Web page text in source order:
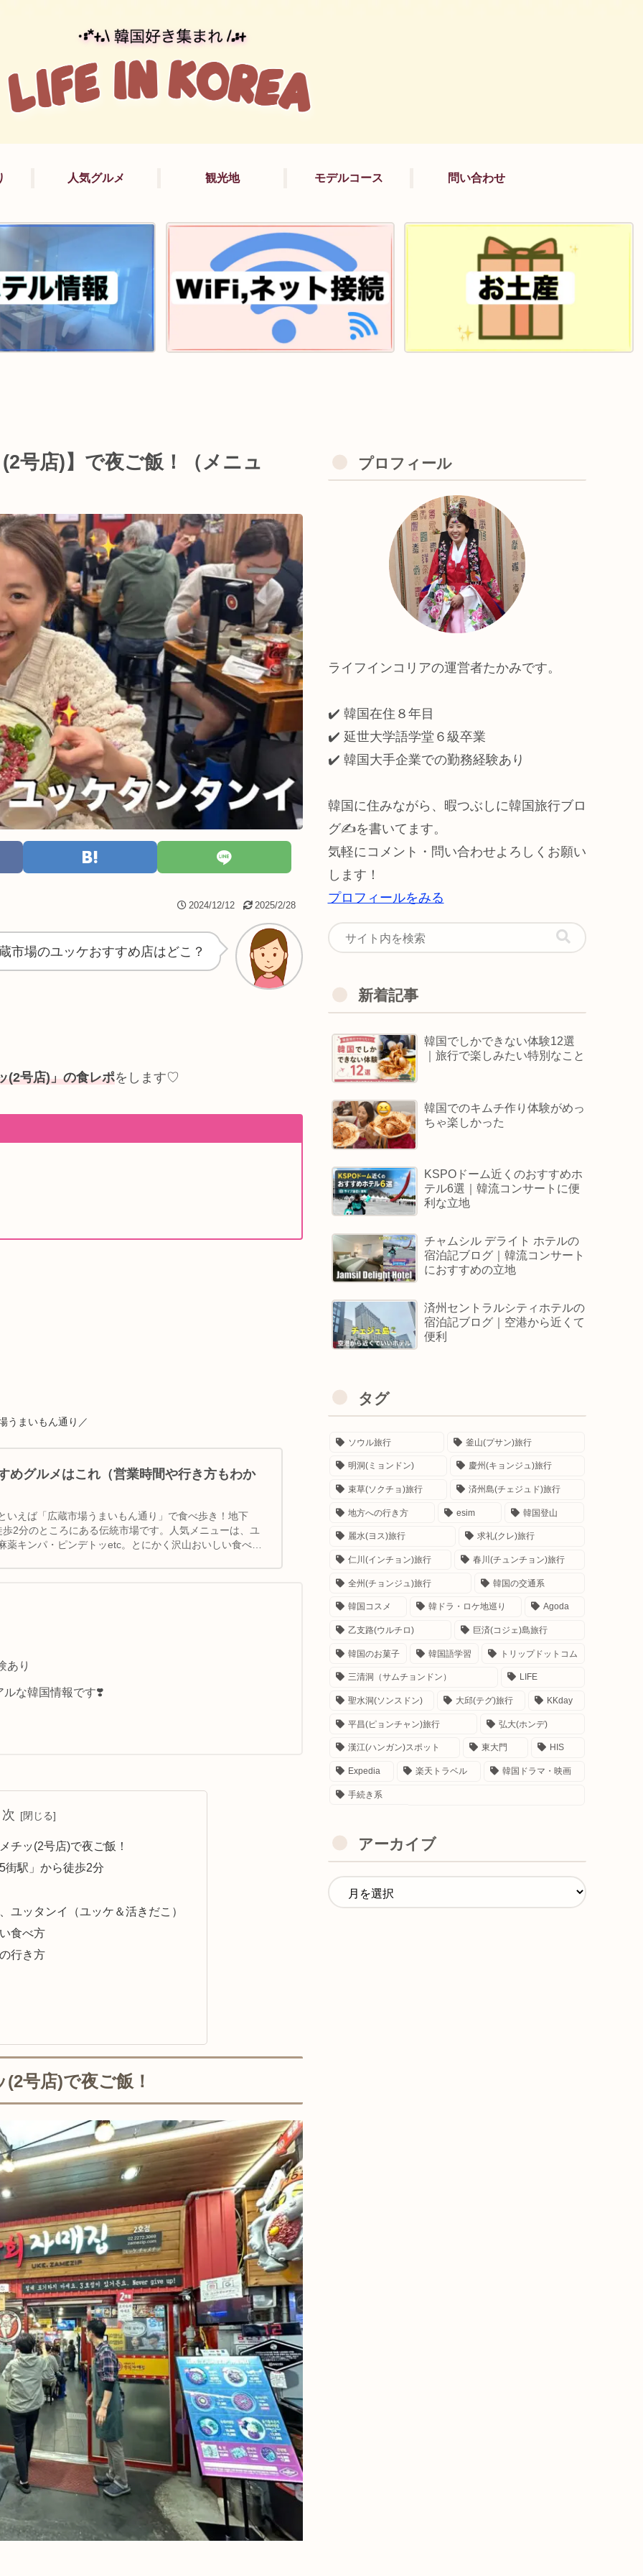
人気グルメ 観光地 モデルコース 問い合わせ
号店)】で夜ご飯！（メニュ
2024/12/12 2025/2/28
市場のユッケおすすめ店はどこ？
(2号店)」の食レポをします♡
うまいもん通り／
めグルメはこれ（営業時間や行き方もわか
いえば「広蔵市場うまいもん通り」で食べ歩き！地下
2分のところにある伝統市場です。人気メニューは、ユ
薬キンパ・ピンデトッetc。とにかく沢山おいしい食べ物
あり
ルな韓国情報です❣️
チッ(2号店)で夜ご飯！
街駅」から徒歩2分
ユッタンイ（ユッケ＆活きだこ）
食べ方
行き方
号店)で夜ご飯！
プロフィール
ライフインコリアの運営者たかみです。
✔️ 韓国在住８年目
✔️ 延世大学語学堂６級卒業
✔️ 韓国大手企業での勤務経験あり
韓国に住みながら、暇つぶしに韓国旅行ブロ
グ✍️を書いてます。
気軽にコメント・問い合わせよろしくお願い
します！
プロフィールをみる
新着記事
韓国でしかできない体験12選
｜旅行で楽しみたい特別なこと
韓国でのキムチ作り体験がめっ
ちゃ楽しかった
KSPOドーム近くのおすすめホ
テル6選｜韓流コンサートに便
利な立地
チャムシル デライト ホテルの
宿泊記ブログ｜韓流コンサート
におすすめの立地
済州セントラルシティホテルの
宿泊記ブログ｜空港から近くて
便利
タグ
ソウル旅行 釜山(プサン)旅行
明洞(ミョンドン) 慶州(キョンジュ)旅行
束草(ソクチョ)旅行 済州島(チェジュド)旅行
地方への行き方 esim 韓国登山
麗水(ヨス)旅行 求礼(クレ)旅行
仁川(インチョン)旅行 春川(チュンチョン)旅行
全州(チョンジュ)旅行 韓国の交通系
韓国コスメ 韓ドラ・ロケ地巡り Agoda
乙支路(ウルチロ) 巨済(コジェ)島旅行
韓国のお菓子 韓国語学習 トリップドットコム
三清洞（サムチョンドン） LIFE
聖水洞(ソンスドン) 大邱(テグ)旅行 KKday
平昌(ピョンチャン)旅行 弘大(ホンデ)
漢江(ハンガン)スポット 東大門 HIS
Expedia 楽天トラベル 韓国ドラマ・映画
手続き系
アーカイブ